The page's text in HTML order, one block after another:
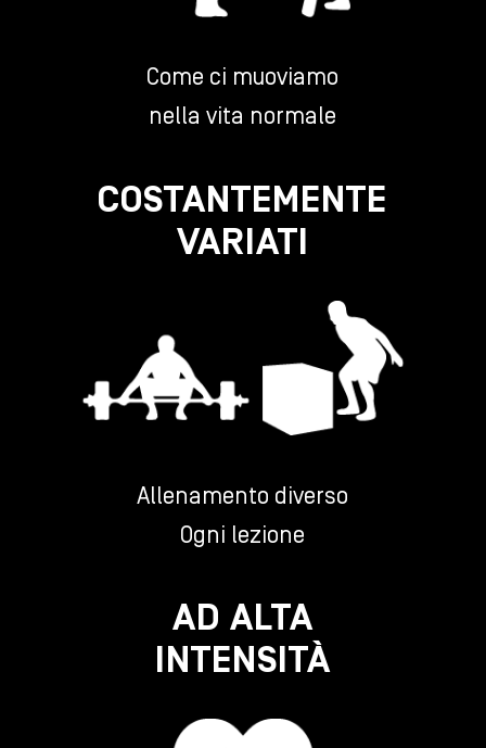
Come ci muoviamo
nella vita normale
COSTANTEMENTE
VARIATI
Allenamento diverso
Ogni lezione
AD ALTA
INTENSITÀ